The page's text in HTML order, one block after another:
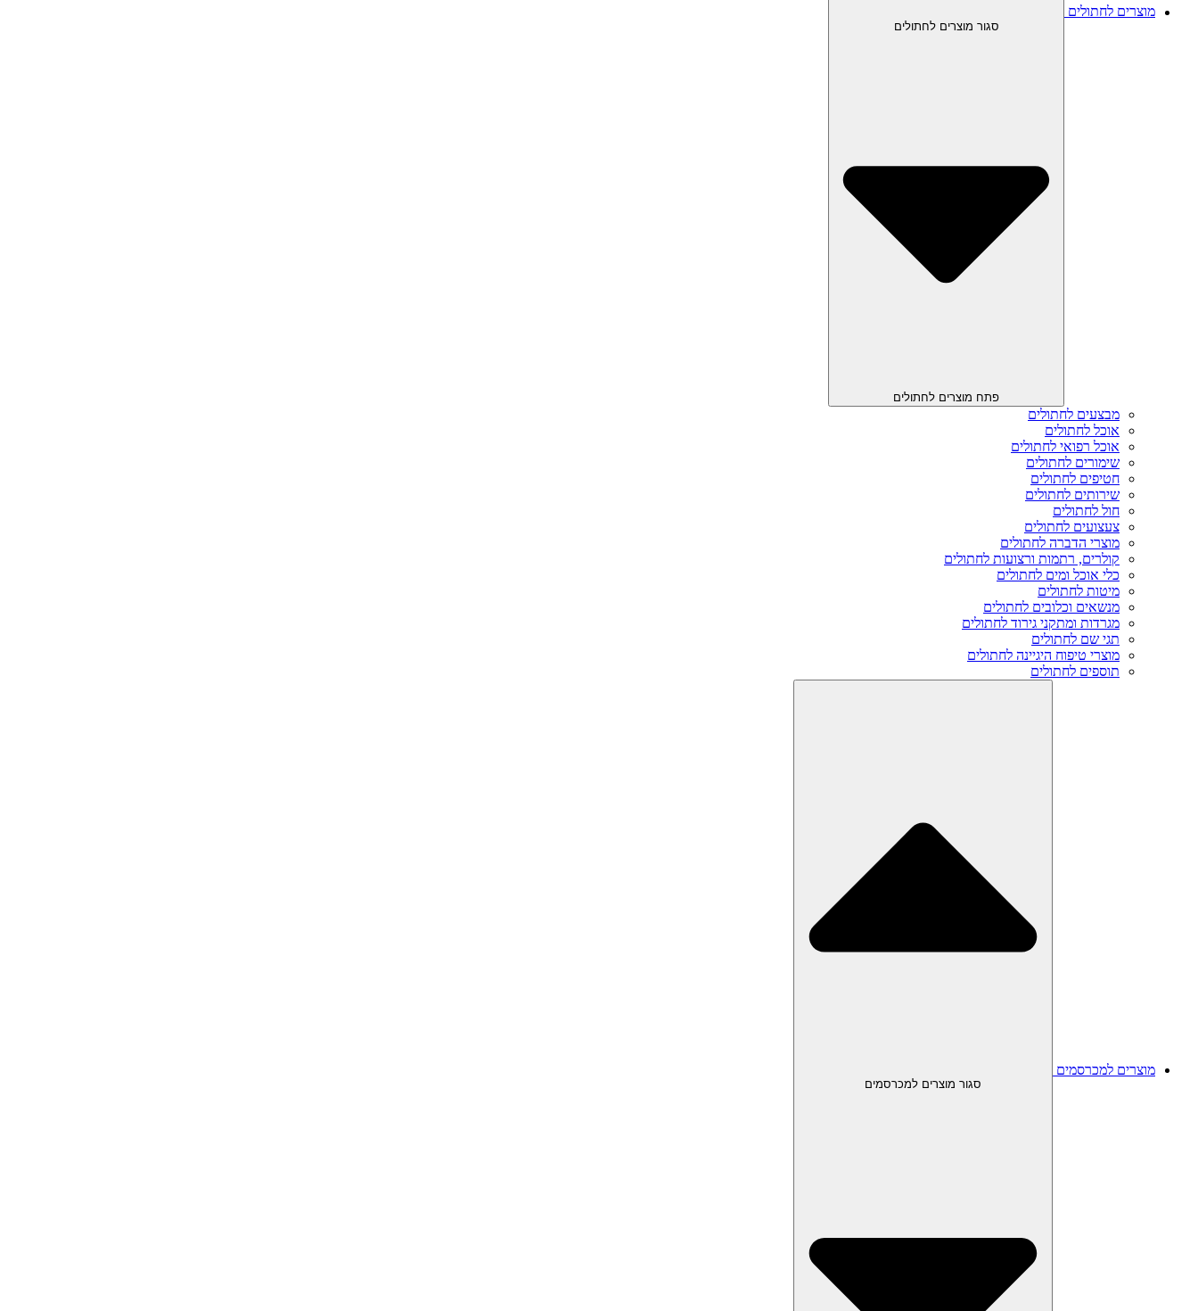
מוצרים לחתולים
סגור מוצרים לחתולים
פתח מוצרים לחתולים
מבצעים לחתולים
אוכל לחתולים
אוכל רפואי לחתולים
שימורים לחתולים
חטיפים לחתולים
שירותים לחתולים
חול לחתולים
צעצועים לחתולים
מוצרי הדברה לחתולים
קולרים, רתמות ורצועות לחתולים
כלי אוכל ומים לחתולים
מיטות לחתולים
מנשאים וכלובים לחתולים
מגרדות ומתקני גירוד לחתולים
תגי שם לחתולים
מוצרי טיפוח היגיינה לחתולים
תוספים לחתולים
מוצרים למכרסמים
סגור מוצרים למכרסמים